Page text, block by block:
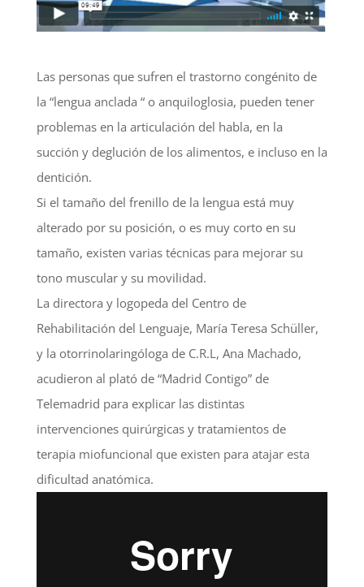
Las personas que sufren el trastorno congénito de
la “lengua anclada “ o anquiloglosia, pueden tener
problemas en la articulación del habla, en la
succión y deglución de los alimentos, e incluso en la
dentición.
Si el tamaño del frenillo de la lengua está muy
alterado por su posición, o es muy corto en su
tamaño, existen varias técnicas para mejorar su
tono muscular y su movilidad.
La directora y logopeda del Centro de
Rehabilitación del Lenguaje, María Teresa Schüller,
y la otorrinolaringóloga de C.R.L, Ana Machado,
acudieron al plató de “Madrid Contigo” de
Telemadrid para explicar las distintas
intervenciones quirúrgicas y tratamientos de
terapia miofuncional que existen para atajar esta
dificultad anatómica.